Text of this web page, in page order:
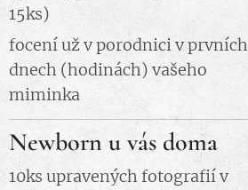
15ks)
focení už v porodnici v prvních
dnech (hodinách) vašeho
miminka
Newborn u vás doma
10ks upravených fotografií v